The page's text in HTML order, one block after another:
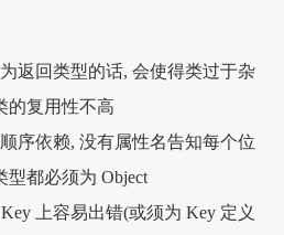
返回类型的话, 会使得类过于杂
的复用性不高
序依赖, 没有属性名告知每个位
型都必须为 Object
上容易出错(或须为 Key 定义